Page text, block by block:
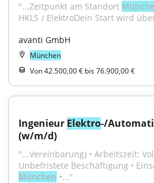
"...Zeitpunkt am Standort
HKLS / ElektroDein Start wird
avanti GmbH
München
Von 42.500,00 € bis 76.900,00 €
Ingenieur Elektro-/
(w/m/d)
"...Vereinbarung) • Arbeitszeit:
München •..."